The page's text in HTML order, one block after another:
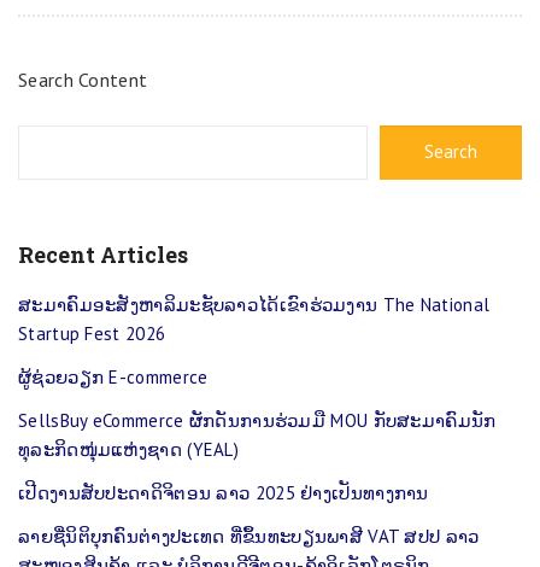
Search Content
Search
Recent Articles
ສະມາຄົມອະສັງຫາລິມະຊັບລາວໄດ້ເຂົາຮ່ວມງານ The National
Startup Fest 2026
ຜູ້​ຊ່ວຍວຽກ E-commerce
SellsBuy eCommerce ຜັກດັນການຮ່ວມມື MOU ກັບສະມາຄົມນັກ
ທຸລະກິດໜຸ່ມແຫ່ງຊາດ (YEAL)
ເປີດງານສັບປະດາດິຈິຕອນ ລາວ 2025 ຢ່າງເປັນທາງການ
ລາຍຊື່ນິຕິບຸກຄົນຕ່າງປະເທດ ທີ່ຂຶ້ນທະບຽນພາສີ VAT ສປປ ລາວ